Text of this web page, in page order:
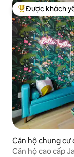
Được khách yêu
Được khách
Căn hộ chung cư
n
Căn hộ cao cấp